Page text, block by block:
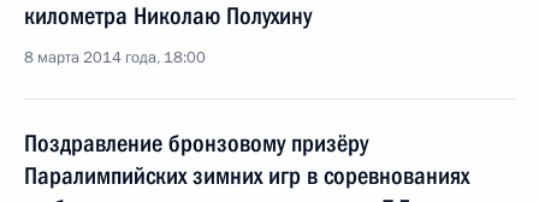
километра Николаю Полухину
8 марта 2014 года, 18:00
Поздравление бронзовому призёру
Паралимпийских зимних игр в соревнованиях